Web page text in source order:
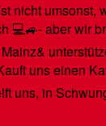
nicht umsonst,
💻🚙- aber wir
uns einen
uns, in